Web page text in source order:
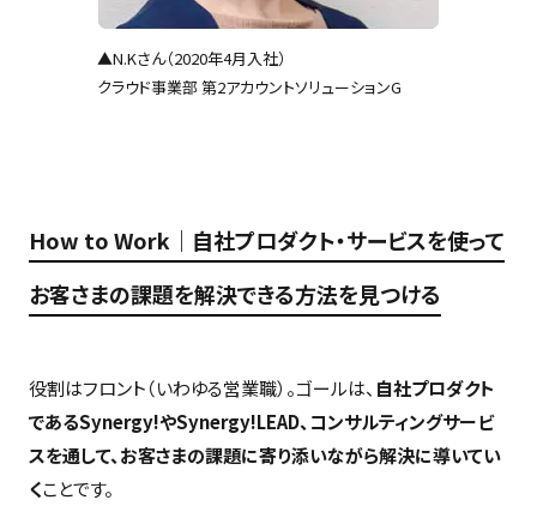
▲N.Kさん（2020年4月入社）
クラウド事業部 第2アカウントソリューションG
How to Work｜自社プロダクト・サービスを使って
お客さまの課題を解決できる方法を見つける
役割はフロント（いわゆる営業職）。ゴールは、 自社プロダクト
であるSynergy!やSynergy!LEAD、コンサルティングサービ
スを通して、お客さまの課題に寄り添いながら解決に導いてい
くことです。